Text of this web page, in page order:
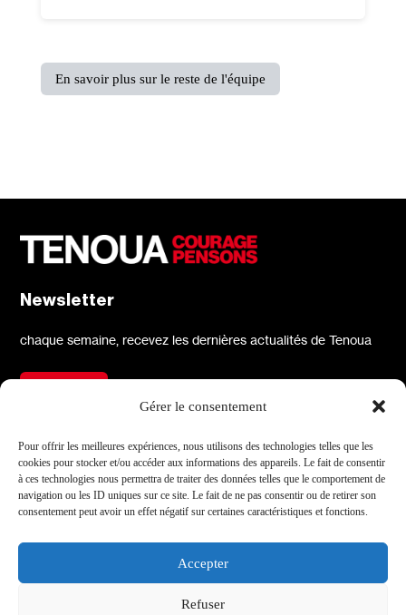
Gérer le consentement
Pour offrir les meilleures expériences, nous utilisons des technologies telles que les
cookies pour stocker et/ou accéder aux informations des appareils. Le fait de consentir
à ces technologies nous permettra de traiter des données telles que le comportement de
navigation ou les ID uniques sur ce site. Le fait de ne pas consentir ou de retirer son
consentement peut avoir un effet négatif sur certaines caractéristiques et fonctions.
Accepter
Refuser
En savoir plus sur le reste de l'équipe
Newsletter
chaque semaine, recevez les dernières actualités de Tenoua
À propos
Qui sommes-nous
L'équipe
Archives
Réseaux sociaux
Facebook
Youtube